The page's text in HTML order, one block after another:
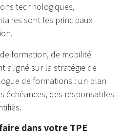
technologiques,
sont les principaux
formation, de mobilité
aligné sur la stratégie de
de formations : un plan
échéances, des responsables
dans votre TPE